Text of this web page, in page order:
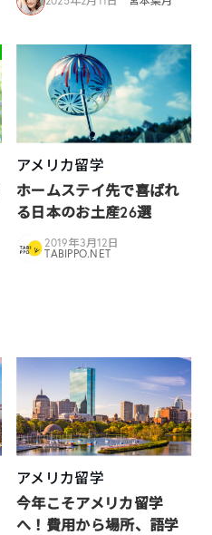
アメリカ留学
ホームステイ先で喜ばれ
る日本のお土産26選
2019年3月12日
TABIPPO.NET
アメリカ留学
今年こそアメリカ留学
へ！費用から場所、語学